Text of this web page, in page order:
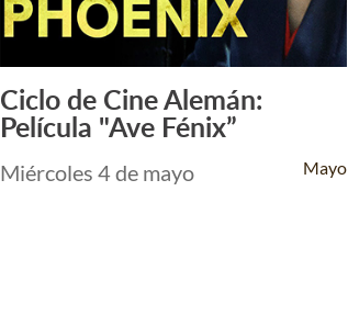
Leer Más +
Ciclo de Cine Alemán:
Película "Ave Fénix”
Miércoles 4 de mayo Mayo